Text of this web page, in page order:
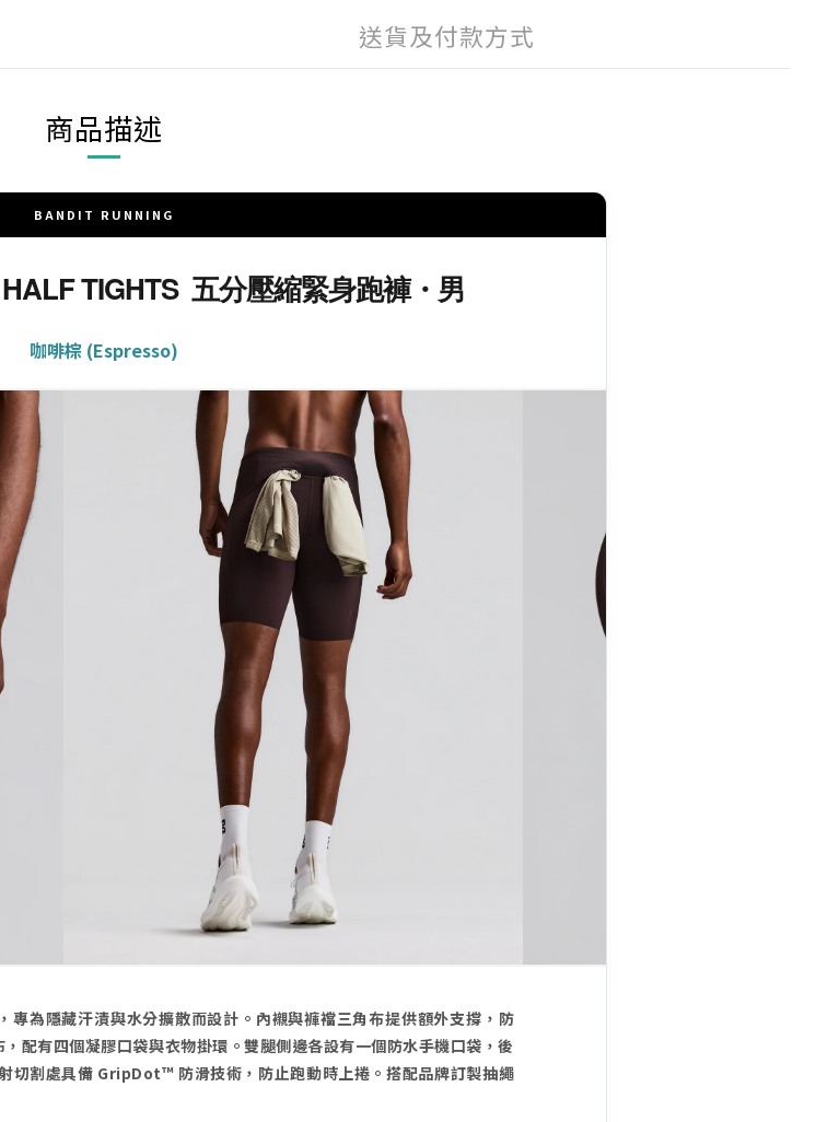
送貨及付款方式
商品描述
BANDIT RUNNING
TIGHTS 五分壓縮緊身跑褲・男
咖啡棕 (Espresso)
為隱藏汗漬與水分擴散而設計。內襯與褲襠三角布提供額外支撐，防
配有四個凝膠口袋與衣物掛環。雙腿側邊各設有一個防水手機口袋，後
切割處具備 GripDot™ 防滑技術，防止跑動時上捲。搭配品牌訂製抽繩